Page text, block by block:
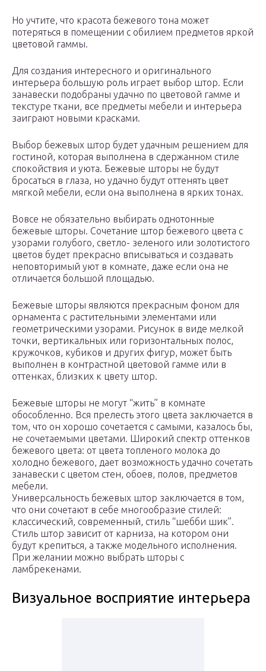
Но учтите, что красота бежевого тона может
потеряться в помещении с обилием предметов яркой
цветовой гаммы.
Для создания интересного и оригинального
интерьера большую роль играет выбор штор. Если
занавески подобраны удачно по цветовой гамме и
текстуре ткани, все предметы мебели и интерьера
заиграют новыми красками.
Выбор бежевых штор будет удачным решением для
гостиной, которая выполнена в сдержанном стиле
спокойствия и уюта. Бежевые шторы не будут
бросаться в глаза, но удачно будут оттенять цвет
мягкой мебели, если она выполнена в ярких тонах.
Вовсе не обязательно выбирать однотонные
бежевые шторы. Сочетание штор бежевого цвета с
узорами голубого, светло- зеленого или золотистого
цветов будет прекрасно вписываться и создавать
неповторимый уют в комнате, даже если она не
отличается большой площадью.
Бежевые шторы являются прекрасным фоном для
орнамента с растительными элементами или
геометрическими узорами. Рисунок в виде мелкой
точки, вертикальных или горизонтальных полос,
кружочков, кубиков и других фигур, может быть
выполнен в контрастной цветовой гамме или в
оттенках, близких к цвету штор.
Бежевые шторы не могут “жить” в комнате
обособленно. Вся прелесть этого цвета заключается в
том, что он хорошо сочетается с самыми, казалось бы,
не сочетаемыми цветами. Широкий спектр оттенков
бежевого цвета: от цвета топленого молока до
холодно бежевого, дает возможность удачно сочетать
занавески с цветом стен, обоев, полов, предметов
мебели.
Универсальность бежевых штор заключается в том,
что они сочетают в себе многообразие стилей:
классический, современный, стиль “шебби шик”.
Стиль штор зависит от карниза, на котором они
будут крепиться, а также модельного исполнения.
При желании можно выбрать шторы с
ламбрекенами.
Визуальное восприятие интерьера